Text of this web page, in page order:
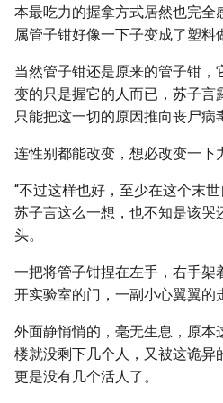
本最吃力的握拿方式居然也完全
属管子钳好像一下子变成了塑料
当然管子钳还是原来的管子钳，
变的只是握它的人而已，苏子言
只能把这一切的原因推向丧尸病
连性别都能改变，想必改变一下
“不过这样也好，至少在这个末
苏子言这么一想，也不知是该哭
头。
一把将管子钳捏在左手，右手架
开实验室的门，一副小心翼翼的
外面静悄悄的，毫无生息，原本
楼就没剩下几个人，又被这诡异
更是没有几个活人了。